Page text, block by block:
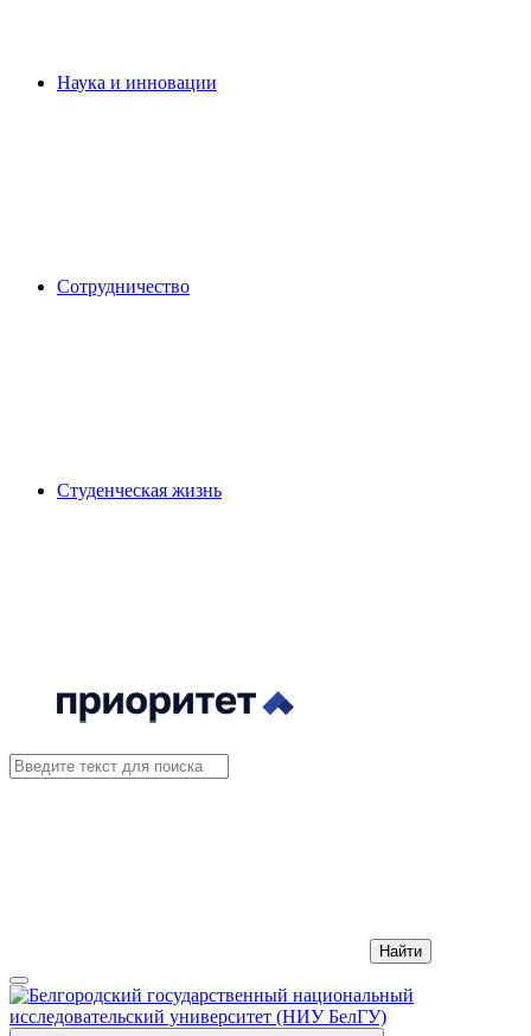
Наука и инновации
Сотрудничество
Студенческая жизнь
Найти